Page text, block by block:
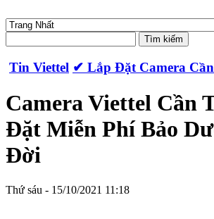
Tin Viettel ✔‎ Lắp Đặt Camera
Camera Viettel Cần
Đặt Miễn Phí Bảo
Đời
Thứ sáu - 15/10/2021 11:18